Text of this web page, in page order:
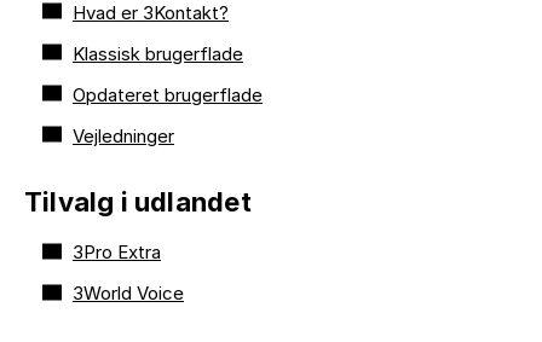
Hvad er 3Kontakt?
Klassisk brugerflade
Opdateret brugerflade
Vejledninger
Tilvalg i udlandet
3Pro Extra
3World Voice